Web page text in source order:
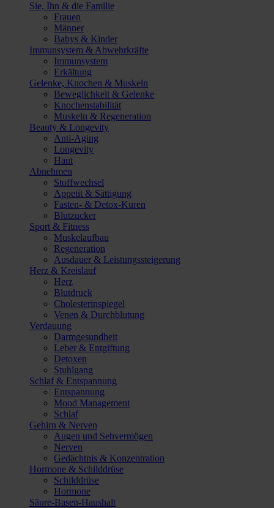
Sie, Ihn & die Familie
Frauen
Männer
Babys & Kinder
Immunsystem & Abwehrkräfte
Immunsystem
Erkältung
Gelenke, Knochen & Muskeln
Beweglichkeit & Gelenke
Knochenstabilität
Muskeln & Regeneration
Beauty & Longevity
Anti-Aging
Longevity
Haut
Abnehmen
Stoffwechsel
Appetit & Sättigung
Fasten- & Detox-Kuren
Blutzucker
Sport & Fitness
Muskelaufbau
Regeneration
Ausdauer & Leistungssteigerung
Herz & Kreislauf
Herz
Blutdruck
Cholesterinspiegel
Venen & Durchblutung
Verdauung
Darmgesundheit
Leber & Entgiftung
Detoxen
Stuhlgang
Schlaf & Entspannung
Entspannung
Mood Management
Schlaf
Gehirn & Nerven
Augen und Sehvermögen
Nerven
Gedächtnis & Konzentration
Hormone & Schilddrüse
Schilddrüse
Hormone
Säure-Basen-Haushalt